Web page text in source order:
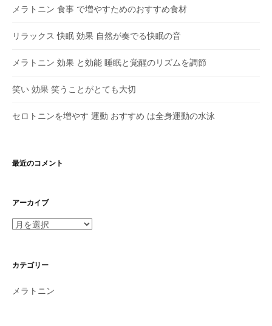
メラトニン 食事 で増やすためのおすすめ食材
リラックス 快眠 効果 自然が奏でる快眠の音
メラトニン 効果 と効能 睡眠と覚醒のリズムを調節
笑い 効果 笑うことがとても大切
セロトニンを増やす 運動 おすすめ は全身運動の水泳
最近のコメント
アーカイブ
ア
イ
カテゴリー
メラトニン